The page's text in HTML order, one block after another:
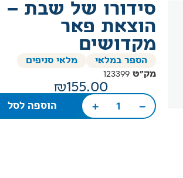
סידורו של שבת –
הוצאת פאר
מקדושים
הספר במלאי
מלאי סניפים
מק"ט 123399
155.00
−
+ הוספה לסל